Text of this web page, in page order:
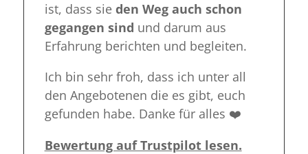
ist, dass sie den Weg auch schon
gegangen sind und darum aus
Erfahrung berichten und begleiten.
Ich bin sehr froh, dass ich unter all
den Angebotenen die es gibt, euch
gefunden habe. Danke für alles ❤️
Bewertung auf Trustpilot lesen.